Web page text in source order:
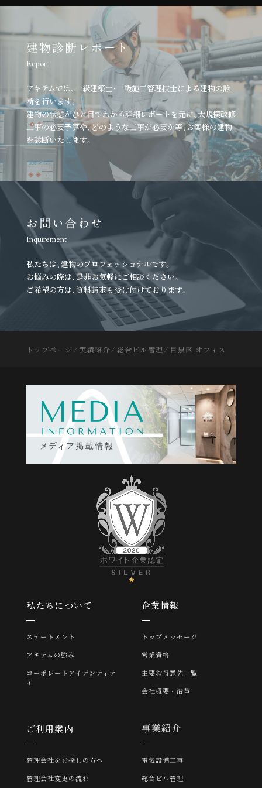
建物診断レポート
Report
アキテムでは、一級建築士・一級施工管理技士による建物の診
断を行います。
建物の状態がひと目でわかる詳細レポートを元に、大規模改修
工事の必要予算や、どのような工事が必要か等、お客様の建物
を診断いたします。
お問い合わせ
Inquirement
私たちは、建物のプロフェッショナルです。
お悩みの際は、是非お気軽にご相談ください。
ご希望の方は、資料請求も受け付けております。
トップページ ⁄ 実績紹介 ⁄ 総合ビル管理 ⁄ 目黒区 オフィス
私たちについて
ステートメント
アキテムの強み
コーポレートアイデンティテ
ィ
企業情報
トップメッセージ
営業資格
主要お得意先一覧
会社概要・沿革
ご利用案内
管理会社をお探しの方へ
管理会社変更の流れ
事業紹介
電気設備工事
総合ビル管理